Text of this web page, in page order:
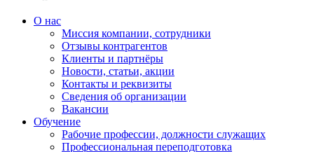
О нас
Миссия компании, сотрудники
Отзывы контрагентов
Клиенты и партнёры
Новости, статьи, акции
Контакты и реквизиты
Сведения об организации
Вакансии
Обучение
Рабочие профессии, должности служащих
Профессиональная переподготовка